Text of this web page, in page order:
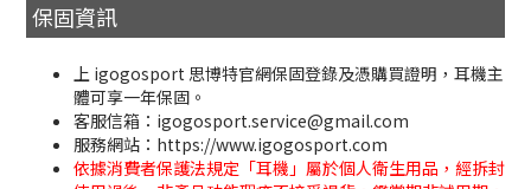
保固資訊
上 igogosport 思博特官網保固登錄及憑購買證明，耳機主
體可享一年保固。
客服信箱：igogosport.service@gmail.com
服務網站：https://www.igogosport.com
依據消費者保護法規定「耳機」屬於個人衛生用品，經拆封